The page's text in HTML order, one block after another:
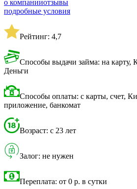
о компанииотзывы
подробные условия
Рейтинг: 4,7
Способы выдачи займа: на карту,
Деньги
Способы оплаты: с карты, счет,
приложение, банкомат
Возраст: с 23 лет
Залог: не нужен
Переплата: от 0 р. в сутки